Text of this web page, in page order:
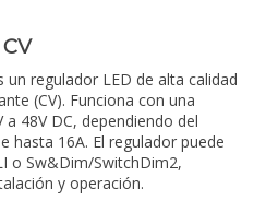
un regulador LED de alta calidad
(CV). Funciona con una
48V DC, dependiendo del
hasta 16A. El regulador puede
o Sw&Dim/SwitchDim2,
y operación.